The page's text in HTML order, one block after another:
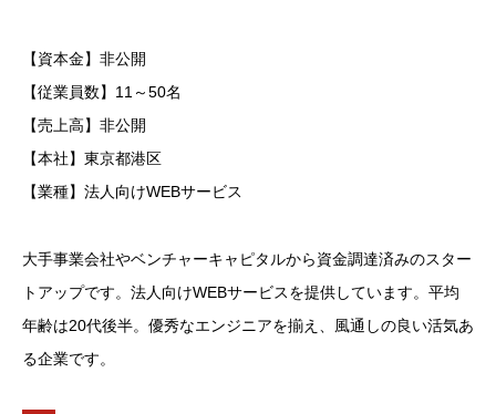
【資本金】非公開
【従業員数】11～50名
【売上高】非公開
【本社】東京都港区
【業種】法人向けWEBサービス
大手事業会社やベンチャーキャピタルから資金調達済みのスター
トアップです。法人向けWEBサービスを提供しています。平均
年齢は20代後半。優秀なエンジニアを揃え、風通しの良い活気あ
る企業です。